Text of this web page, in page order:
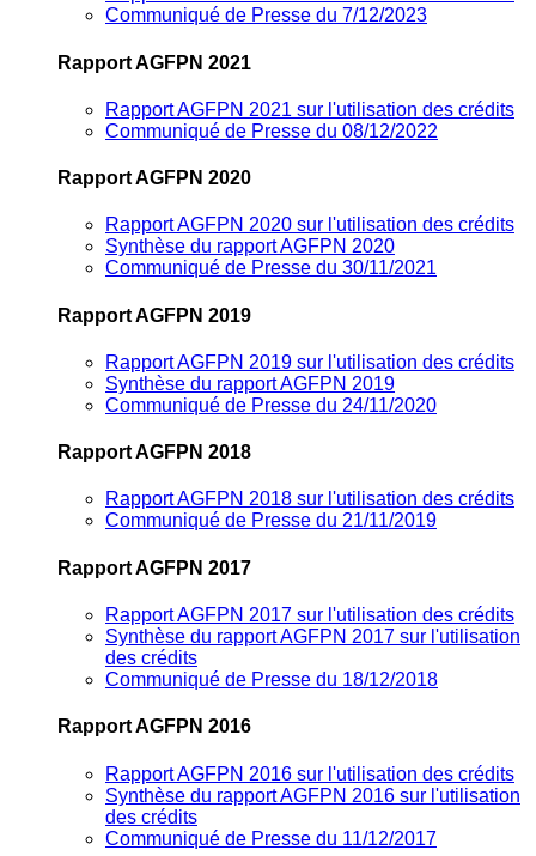
Communiqué de Presse du 7/12/2023
Rapport AGFPN 2021
Rapport AGFPN 2021 sur l'utilisation des crédits
Communiqué de Presse du 08/12/2022
Rapport AGFPN 2020
Rapport AGFPN 2020 sur l'utilisation des crédits
Synthèse du rapport AGFPN 2020
Communiqué de Presse du 30/11/2021
Rapport AGFPN 2019
Rapport AGFPN 2019 sur l'utilisation des crédits
Synthèse du rapport AGFPN 2019
Communiqué de Presse du 24/11/2020
Rapport AGFPN 2018
Rapport AGFPN 2018 sur l'utilisation des crédits
Communiqué de Presse du 21/11/2019
Rapport AGFPN 2017
Rapport AGFPN 2017 sur l'utilisation des crédits
Synthèse du rapport AGFPN 2017 sur l'utilisation
des crédits
Communiqué de Presse du 18/12/2018
Rapport AGFPN 2016
Rapport AGFPN 2016 sur l'utilisation des crédits
Synthèse du rapport AGFPN 2016 sur l'utilisation
des crédits
Communiqué de Presse du 11/12/2017